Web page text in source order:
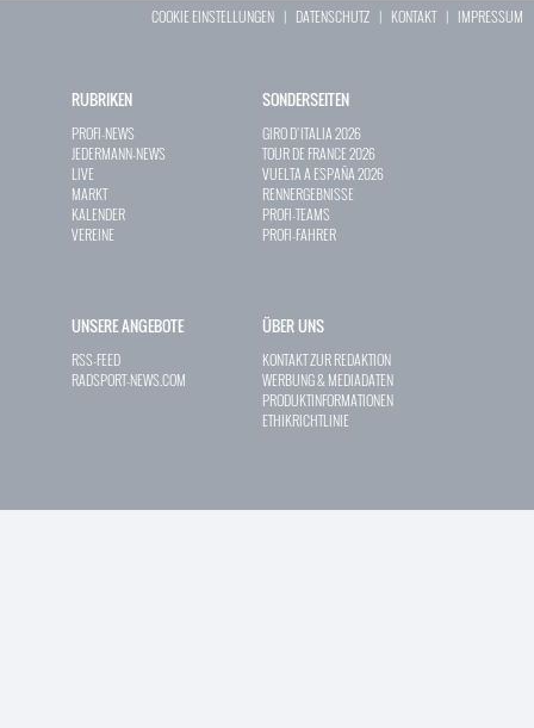
COOKIE EINSTELLUNGEN | DATENSCHUTZ | KONTAKT| IMPRESSUM
RUBRIKEN
PROFI-NEWS
JEDERMANN-NEWS
LIVE
MARKT
KALENDER
VEREINE
SONDERSEITEN
GIRO D`ITALIA 2026
TOUR DE FRANCE 2026
VUELTA A ESPAÑA 2026
RENNERGEBNISSE
PROFI-TEAMS
PROFI-FAHRER
UNSERE ANGEBOTE
RSS-FEED
RADSPORT-NEWS.COM
ÜBER UNS
KONTAKT ZUR REDAKTION
WERBUNG & MEDIADATEN
PRODUKTINFORMATIONEN
ETHIKRICHTLINIE